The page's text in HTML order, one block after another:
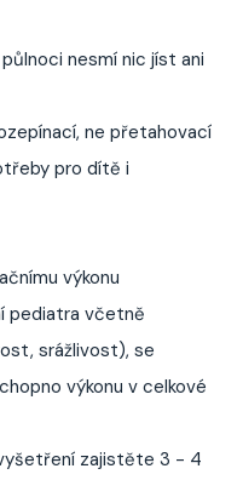
nesmí nic jíst ani
ne přetahovací
pro dítě i
výkonu
pediatra včetně
srážlivost), se
výkonu v celkové
zajistěte 3 - 4